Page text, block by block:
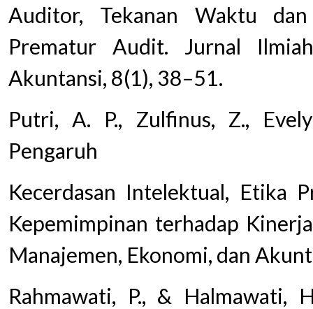
Auditor, Tekanan Waktu
Prematur Audit. Jurnal
Akuntansi, 8(1), 38–51.
Putri, A. P., Zulfinus, Z.,
Pengaruh
Kecerdasan Intelektual, Etika
Kepemimpinan terhadap
Manajemen, Ekonomi, dan
Rahmawati, P., & Halmawati,